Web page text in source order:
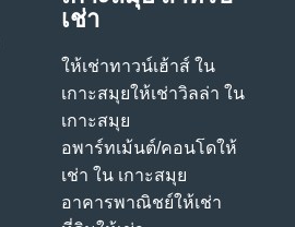
เช่า
ให้เช่าทาวน์เฮ้าส์ ใน
เกาะสมุยให้เช่าวิลล่า ใน
เกาะสมุย
อพาร์ทเม้นต์/คอนโดให้
เช่า ใน เกาะสมุย
อาคารพาณิชย์ให้เช่า